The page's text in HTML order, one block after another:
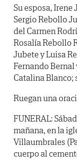
Su esposa,
Sergio Rebollo
del Carmen
Rosalía Rebollo
Jubete y Luisa
Fernando Bernal
Catalina
Ruegan una
FUNERAL:
mañana, en la
Villaumbrales
cuerpo al